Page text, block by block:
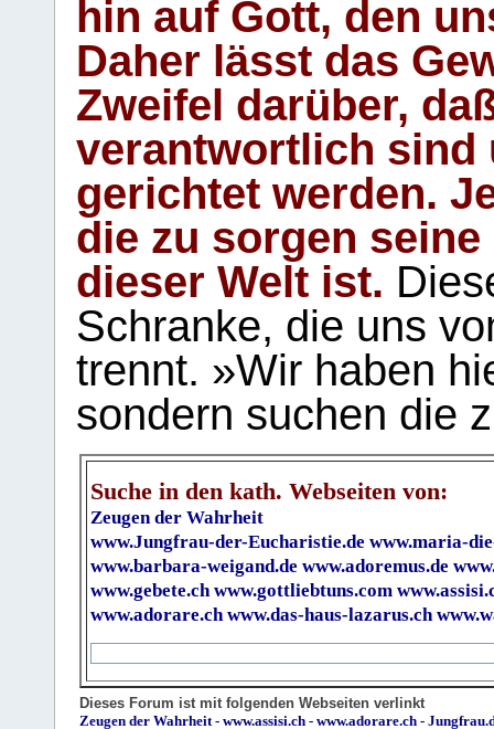
hin auf Gott, den
Daher lässt das
Zweifel darüber,
verantwortlich sind
gerichtet werden.
die zu sorgen
dieser Welt ist.
Schranke, die uns
trennt. »Wir haben
sondern suchen die
Suche in den kath. Webseiten von:
Zeugen der Wahrheit
www.Jungfrau-der-Eucharistie.de www.maria-
www.barbara-weigand.de www.adoremus.de
www.gebete.ch www.gottliebtuns.com
www.adorare.ch www.das-haus-lazarus.ch
Dieses Forum ist mit folgenden Webseiten verlinkt
Zeugen der Wahrheit- www.assisi.ch - www.adorare.ch -